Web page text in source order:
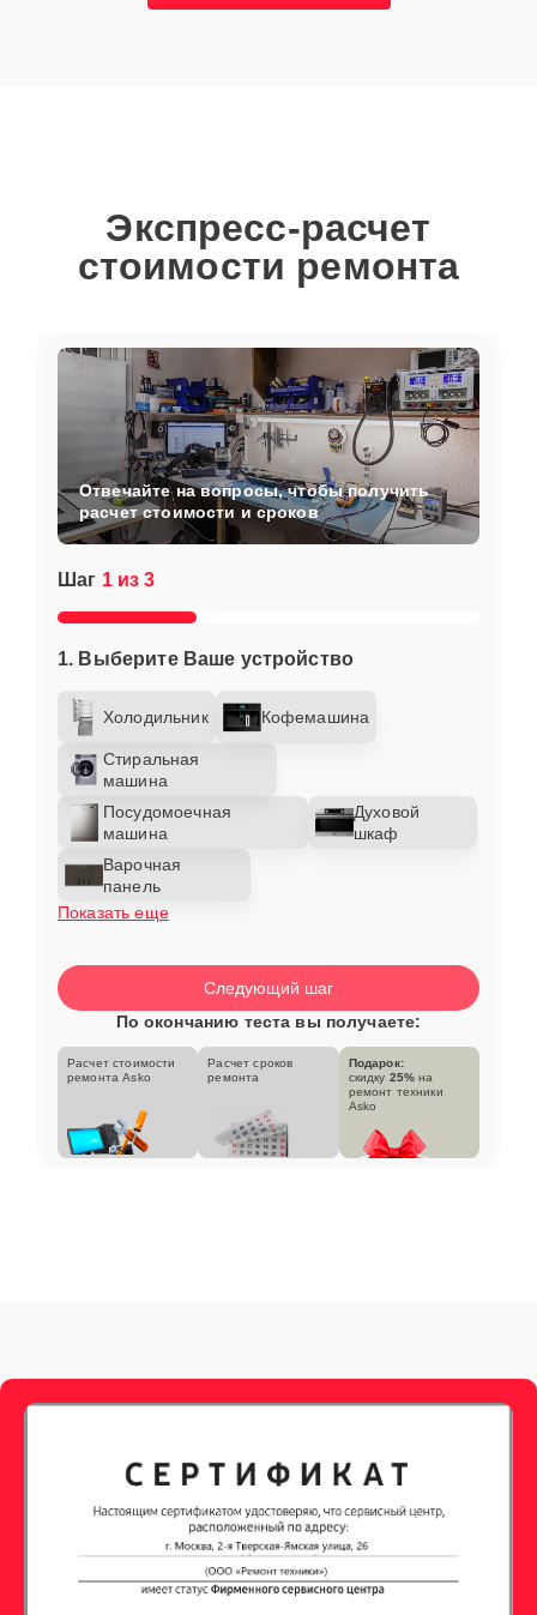
Экспресс-расчет
стоимости ремонта
Шаг 1 из 3
1. Выберите Ваше устройство
Холодильник Кофемашина
Стиральная
машина
Посудомоечная
машина
Духовой
шкаф
Варочная
панель
Показать еще
Отвечайте на вопросы, чтобы получить
расчет стоимости и сроков
Следующий шаг
По окончанию теста вы получаете:
Расчет стоимости
ремонта Asko
Расчет сроков
ремонта
Подарок:
скидку 25% на
ремонт техники
Asko